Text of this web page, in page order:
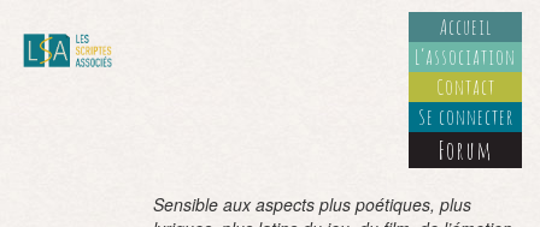
Accueil
L’association
Contact
Se connecter
Forum
Sensible aux aspects plus poétiques, plus